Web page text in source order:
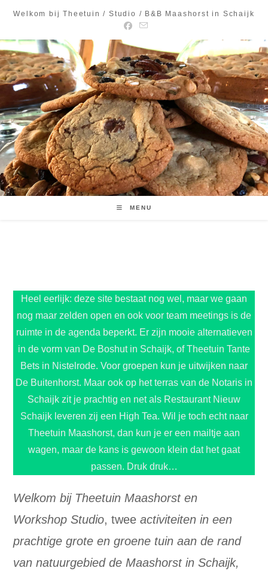
Welkom bij Theetuin / Studio / B&B Maashorst in Schaijk
MENU
Heel eerlijk: deze site bestaat nog wel, maar we gaan
nog maar zelden open en ook voor team meetings is de
ruimte in de agenda beperkt. Er zijn mooie alternatieven
in de vorm van De Boshut in Schaijk, of Theetuin Tante
Bets in Nistelrode. Voor groepen kun je uitwijken naar
De Buitenhorst. Maar ook op het terras van de Notaris in
Schaijk zit je prachtig en net als Restaurant Nieuw
Schaijk leveren zij een High Tea. Wil je toch echt naar
Theetuin Maashorst, dan kun je er een mailtje aan
wagen, maar de kans is gewoon klein dat het gaat
passen. Druk druk…
Welkom bij Theetuin Maashorst en
Workshop Studio, tweeactiviteiten in een
prachtige grote en groene tuin aan de rand
van natuurgebied de Maashorst in Schaijk,